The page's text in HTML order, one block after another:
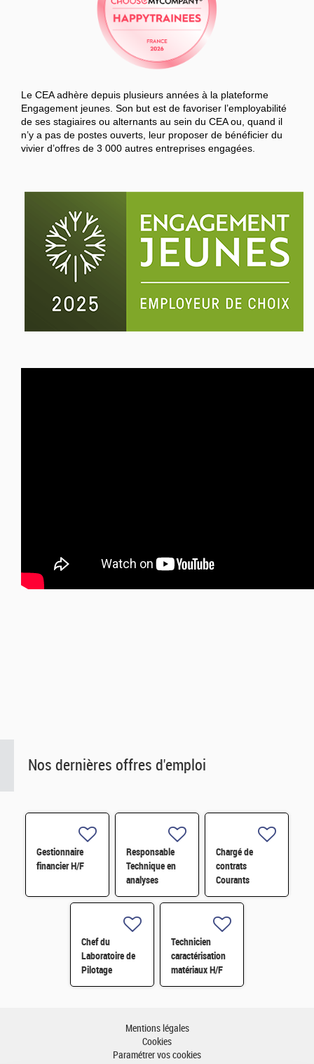
Le CEA adhère depuis plusieurs années à la plateforme
Engagement jeunes. Son but est de favoriser l’employabilité
de ses stagiaires ou alternants au sein du CEA ou, quand il
n’y a pas de postes ouverts, leur proposer de bénéficier du
vivier d’offres de 3 000 autres entreprises engagées.
Nos dernières offres d'emploi
Gestionnaire
financier H/F
Responsable
Technique en
analyses
radiologiques
Chargé de
contrats
Courants
Faibles (CFA)
Chef du
Laboratoire de
Pilotage
Intelligent des
Technicien
caractérisation
matériaux H/F
Mentions légales
Cookies
Paramétrer vos cookies